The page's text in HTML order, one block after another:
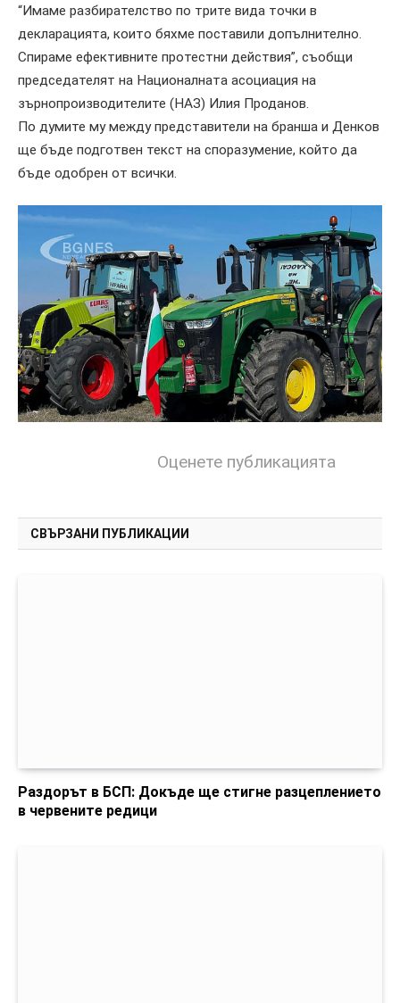
“Имаме разбирателство по трите вида точки в
декларацията, които бяхме поставили допълнително.
Спираме ефективните протестни действия”, съобщи
председателят на Националната асоциация на
зърнопроизводителите (НАЗ) Илия Проданов.
По думите му между представители на бранша и Денков
ще бъде подготвен текст на споразумение, който да
бъде одобрен от всички.
Оценете публикацията
СВЪРЗАНИ ПУБЛИКАЦИИ
Раздорът в БСП: Докъде ще стигне разцеплението
в червените редици